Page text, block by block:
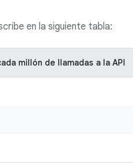
en la siguiente tabla:
millón de llamadas a la API